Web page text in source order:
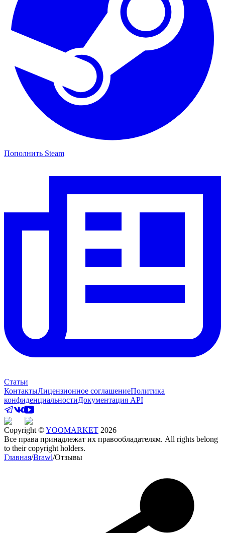
Пополнить Steam
Статьи
КонтактыЛицензионное соглашениеПолитика
конфиденциальностиДокументация API
Copyright ©YOOMARKET 2026
Все права принадлежат их правообладателям. All rights belong
to their copyright holders.
Главная/Brawl/Отзывы